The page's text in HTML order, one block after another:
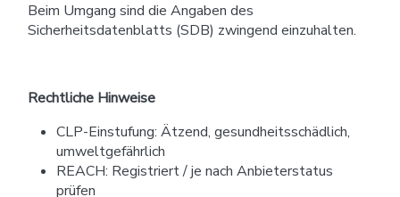
Beim Umgang sind die Angaben des
Sicherheitsdatenblatts (SDB) zwingend einzuhalten.
Rechtliche Hinweise
CLP-Einstufung: Ätzend, gesundheitsschädlich,
umweltgefährlich
REACH: Registriert / je nach Anbieterstatus
prüfen